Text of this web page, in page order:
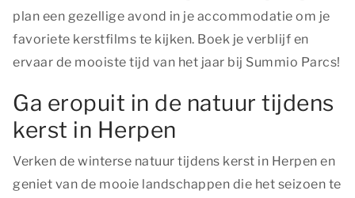
plan een gezellige avond in je accommodatie om je
favoriete kerstfilms te kijken. Boek je verblijf en
ervaar de mooiste tijd van het jaar bij Summio Parcs!
Ga eropuit in de natuur tijdens
kerst in Herpen
Verken de winterse natuur tijdens kerst in Herpen en
geniet van de mooie landschappen die het seizoen te